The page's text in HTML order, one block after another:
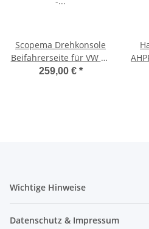
Scopema Drehkonsole
Beifahrerseite für VW T5
- CBTO13RD2
259,00 € *
Wichtige Hinweise
Datenschutz & Impressum